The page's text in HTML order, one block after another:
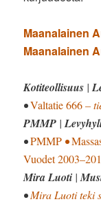
Maanalainen
Maanalainen
Kotiteollisuus |
•Valtatie 666–
PMMP |
•PMMP •
Vuodet
Mira Luoti |
•Mira Luoti teki